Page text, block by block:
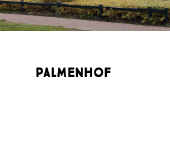
Palmenhof